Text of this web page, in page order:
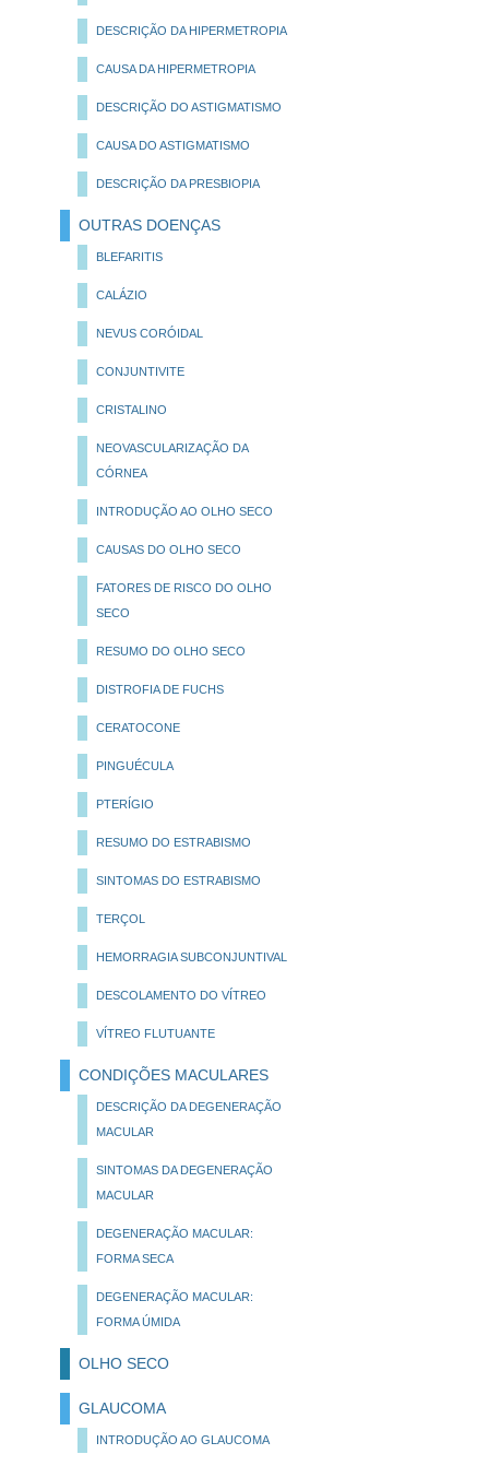
DESCRIÇÃO DA HIPERMETROPIA
CAUSA DA HIPERMETROPIA
DESCRIÇÃO DO ASTIGMATISMO
CAUSA DO ASTIGMATISMO
DESCRIÇÃO DA PRESBIOPIA
OUTRAS DOENÇAS
BLEFARITIS
CALÁZIO
NEVUS CORÓIDAL
CONJUNTIVITE
CRISTALINO
NEOVASCULARIZAÇÃO DA
CÓRNEA
INTRODUÇÃO AO OLHO SECO
CAUSAS DO OLHO SECO
FATORES DE RISCO DO OLHO
SECO
RESUMO DO OLHO SECO
DISTROFIA DE FUCHS
CERATOCONE
PINGUÉCULA
PTERÍGIO
RESUMO DO ESTRABISMO
SINTOMAS DO ESTRABISMO
TERÇOL
HEMORRAGIA SUBCONJUNTIVAL
DESCOLAMENTO DO VÍTREO
VÍTREO FLUTUANTE
CONDIÇÕES MACULARES
DESCRIÇÃO DA DEGENERAÇÃO
MACULAR
SINTOMAS DA DEGENERAÇÃO
MACULAR
DEGENERAÇÃO MACULAR:
FORMA SECA
DEGENERAÇÃO MACULAR:
FORMA ÚMIDA
OLHO SECO
GLAUCOMA
INTRODUÇÃO AO GLAUCOMA